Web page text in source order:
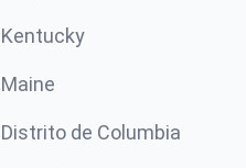
Kentucky
Maine
Distrito de Columbia